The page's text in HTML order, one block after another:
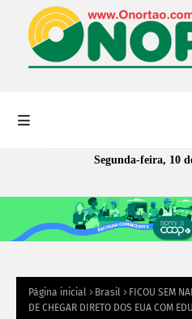
Segunda-feira, 10
Página inicial Brasil
FICOU SEM
DE CHEGAR DIRETO DOS EUA COM